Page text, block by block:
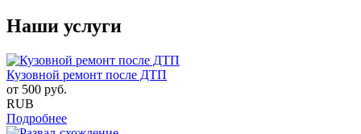
Наши услуги
Кузовной ремонт после ДТП
от 500 руб.
RUB
Подробнее